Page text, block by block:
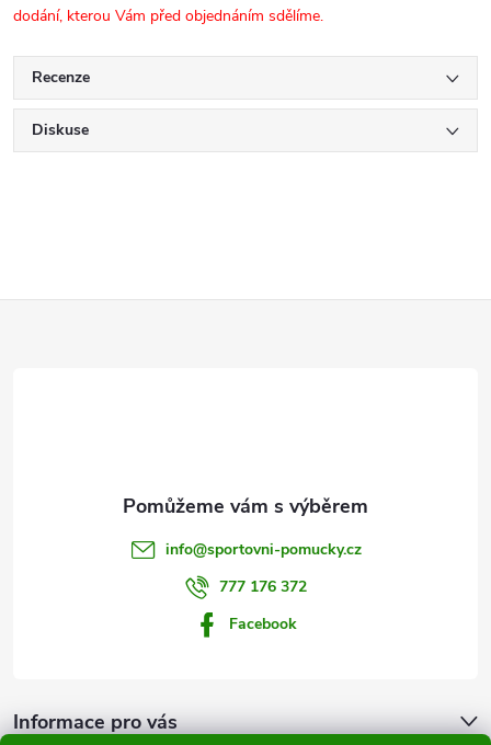
dodání, kterou Vám před objednáním sdělíme.
Recenze
Diskuse
info@sportovni-pomucky.cz
777 176 372
Facebook
Informace pro vás